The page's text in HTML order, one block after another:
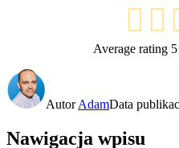
Average rating 5
AutorAdamData
Nawigacja wpisu